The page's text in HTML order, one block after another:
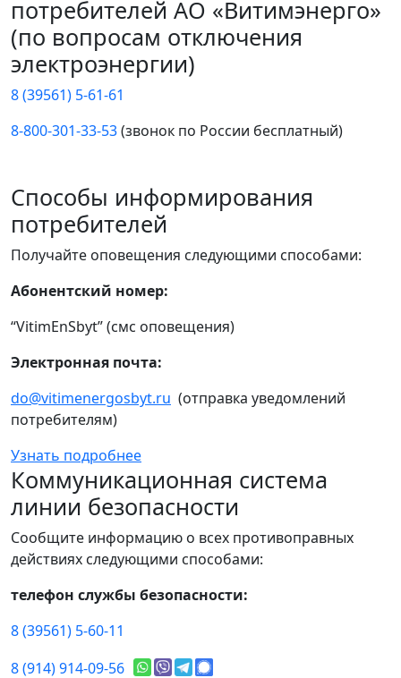
потребителей АО «Витимэнерго»
(по вопросам отключения
электроэнергии)
8 (39561) 5-61-61
8-800-301-33-53(звонок по России бесплатный)
Способы информирования
потребителей
Получайте оповещения следующими способами:
Абонентский номер:
“VitimEnSbyt” (смс оповещения)
Электронная почта:
do@vitimenergosbyt.ru (отправка уведомлений
потребителям)
Узнать подробнее
Коммуникационная система
линии безопасности
Сообщите информацию о всех противоправных
действиях следующими способами:
телефон службы безопасности:
8 (39561) 5-60-11
8 (914) 914-09-56